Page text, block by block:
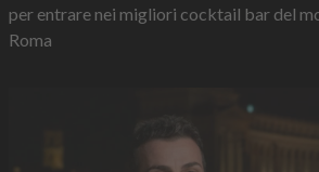
per entrare nei migliori cocktail bar del
Roma